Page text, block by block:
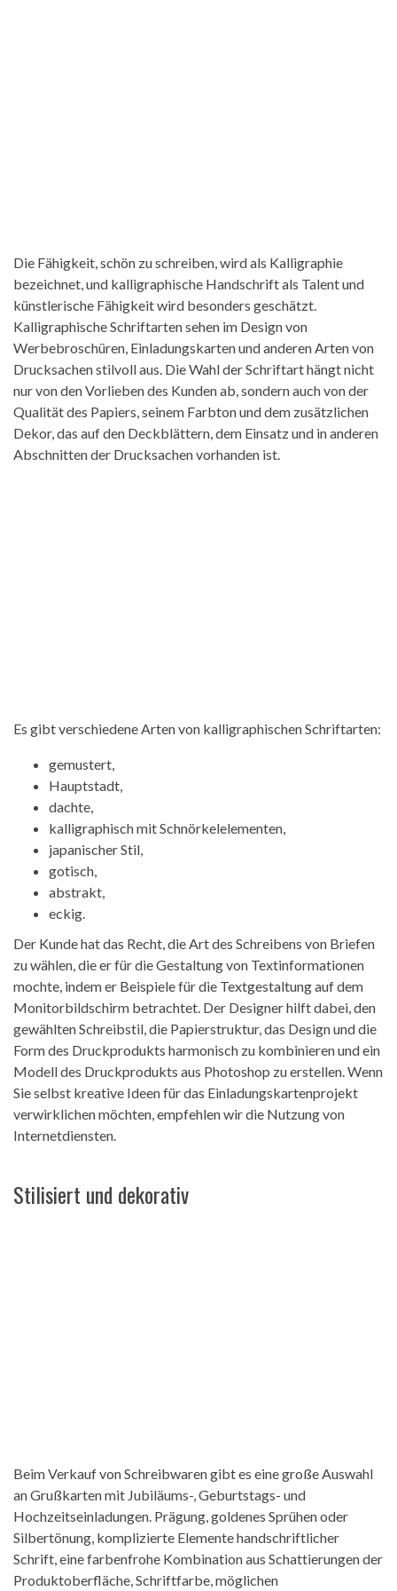
Die Fähigkeit, schön zu schreiben, wird als Kalligraphie
bezeichnet, und kalligraphische Handschrift als Talent und
künstlerische Fähigkeit wird besonders geschätzt.
Kalligraphische Schriftarten sehen im Design von
Werbebroschüren, Einladungskarten und anderen Arten von
Drucksachen stilvoll aus. Die Wahl der Schriftart hängt nicht
nur von den Vorlieben des Kunden ab, sondern auch von der
Qualität des Papiers, seinem Farbton und dem zusätzlichen
Dekor, das auf den Deckblättern, dem Einsatz und in anderen
Abschnitten der Drucksachen vorhanden ist.
Es gibt verschiedene Arten von kalligraphischen Schriftarten:
gemustert,
Hauptstadt,
dachte,
kalligraphisch mit Schnörkelelementen,
japanischer Stil,
gotisch,
abstrakt,
eckig.
Der Kunde hat das Recht, die Art des Schreibens von Briefen
zu wählen, die er für die Gestaltung von Textinformationen
mochte, indem er Beispiele für die Textgestaltung auf dem
Monitorbildschirm betrachtet. Der Designer hilft dabei, den
gewählten Schreibstil, die Papierstruktur, das Design und die
Form des Druckprodukts harmonisch zu kombinieren und ein
Modell des Druckprodukts aus Photoshop zu erstellen. Wenn
Sie selbst kreative Ideen für das Einladungskartenprojekt
verwirklichen möchten, empfehlen wir die Nutzung von
Internetdiensten.
Stilisiert und dekorativ
Beim Verkauf von Schreibwaren gibt es eine große Auswahl
an Grußkarten mit Jubiläums-, Geburtstags- und
Hochzeitseinladungen. Prägung, goldenes Sprühen oder
Silbertönung, komplizierte Elemente handschriftlicher
Schrift, eine farbenfrohe Kombination aus Schattierungen der
Produktoberfläche, Schriftfarbe, möglichen